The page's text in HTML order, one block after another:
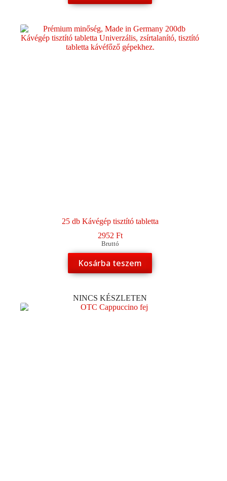
25 db Kávégép tisztító tabletta
2952 Ft
Bruttó
Kosárba teszem
NINCS KÉSZLETEN